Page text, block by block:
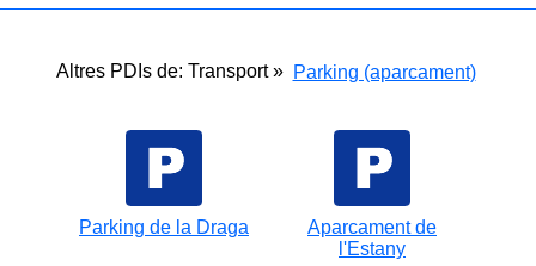
Altres PDIs de: Transport » Parking (aparcament)
Parking de la Draga
Aparcament de
l'Estany